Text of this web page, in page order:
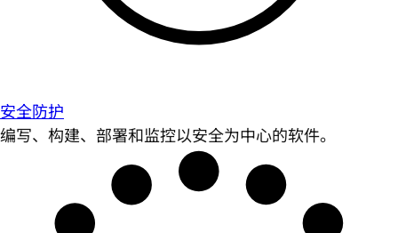
安全防护
编写、构建、部署和监控以安全为中心的软件。